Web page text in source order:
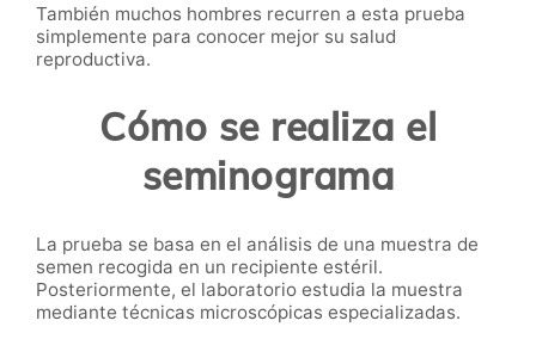
También muchos hombres recurren a esta prueba
simplemente para conocer mejor su salud
reproductiva.
Cómo se realiza el
seminograma
La prueba se basa en el análisis de una muestra de
semen recogida en un recipiente estéril.
Posteriormente, el laboratorio estudia la muestra
mediante técnicas microscópicas especializadas.